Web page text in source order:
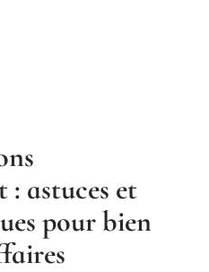
: astuces et
pour bien